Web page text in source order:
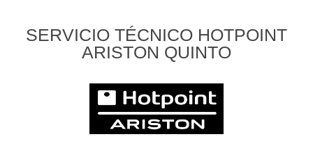
SERVICIO TÉCNICO HOTPOINT
ARISTON QUINTO